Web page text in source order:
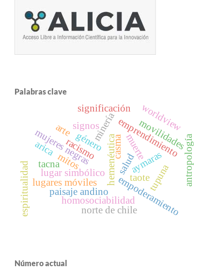
Palabras clave
muerte
aymaras
hemenéutica
lugar simbólico
emprendimiento
empoderamiento
racismo
género
mujeres negras
minería movilidades
lugares móviles
significación
antropología
mitos
signos
paisaje andino
homosociabilidad
norte de chile
salud
arte
espiritualidad taotetupuna
worldview
casma
tacna
arica
Número actual